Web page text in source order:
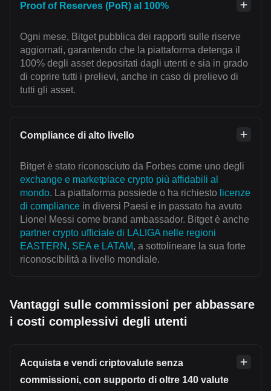
Proof of Reserves (PoR) al 100%
Ogni mese, Bitget pubblica dei rapporti sulle riserve
aggiornati, garantendo che la piattaforma detenga il
100% degli asset depositati dagli utenti e sia in grado
di coprire tutti i prelievi, anche in caso di prelievo di
tutti gli asset.
Compliance di alto livello
Bitget è stato riconosciuto da Forbes come uno degli
exchange e marketplace crypto più affidabili al
mondo. La piattaforma possiede o ha richiesto licenze
di compliance in diversi Paesi e in passato ha avuto
Lionel Messi come brand ambassador. Bitget è anche
partner crypto ufficiale di LALIGA nelle regioni
EASTERN, SEA e LATAM, a sottolineare la sua forte
riconoscibilità a livello mondiale.
Vantaggi sulle commissioni per abbassare
i costi complessivi degli utenti
Acquista e vendi criptovalute senza
commissioni, con supporto di oltre 140 valute